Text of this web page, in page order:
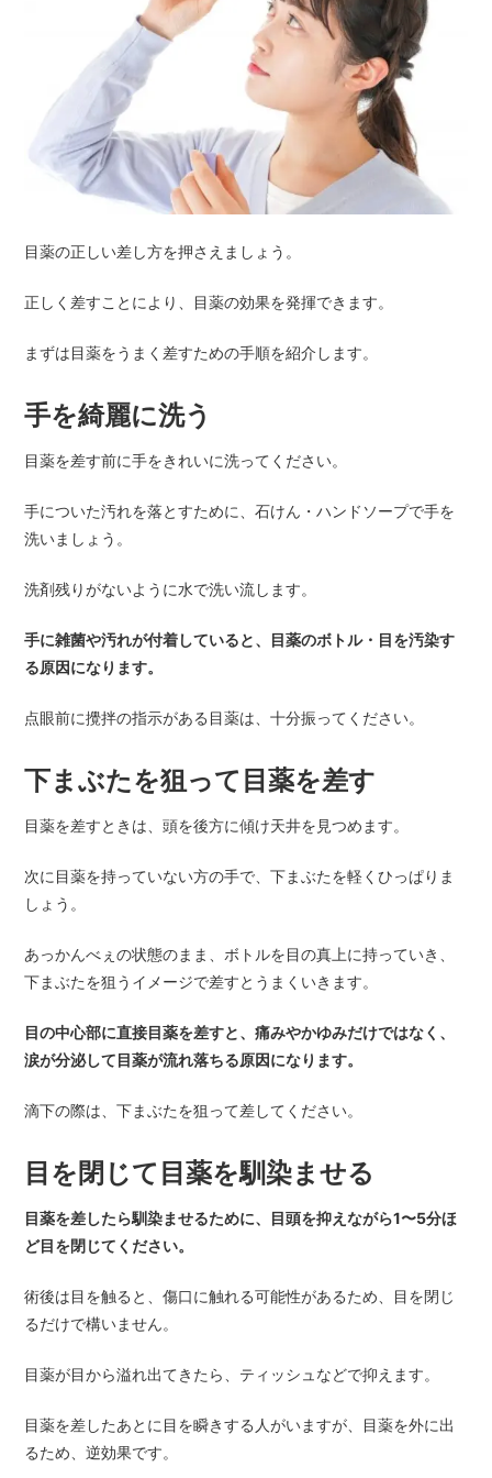
目薬の正しい差し方を押さえましょう。
正しく差すことにより、目薬の効果を発揮できます。
まずは目薬をうまく差すための手順を紹介します。
手を綺麗に洗う
目薬を差す前に手をきれいに洗ってください。
手についた汚れを落とすために、石けん・ハンドソープで手を
洗いましょう。
洗剤残りがないように水で洗い流します。
手に雑菌や汚れが付着していると、目薬のボトル・目を汚染す
る原因になります。
点眼前に攪拌の指示がある目薬は、十分振ってください。
下まぶたを狙って目薬を差す
目薬を差すときは、頭を後方に傾け天井を見つめます。
次に目薬を持っていない方の手で、下まぶたを軽くひっぱりま
しょう。
あっかんべぇの状態のまま、ボトルを目の真上に持っていき、
下まぶたを狙うイメージで差すとうまくいきます。
目の中心部に直接目薬を差すと、痛みやかゆみだけではなく、
涙が分泌して目薬が流れ落ちる原因になります。
滴下の際は、下まぶたを狙って差してください。
目を閉じて目薬を馴染ませる
目薬を差したら馴染ませるために、目頭を抑えながら1〜5分ほ
ど目を閉じてください。
術後は目を触ると、傷口に触れる可能性があるため、目を閉じ
るだけで構いません。
目薬が目から溢れ出てきたら、ティッシュなどで抑えます。
目薬を差したあとに目を瞬きする人がいますが、目薬を外に出
るため、逆効果です。